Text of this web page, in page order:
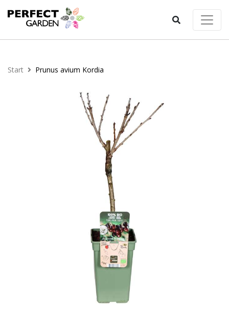
Start Prunus avium Kordia